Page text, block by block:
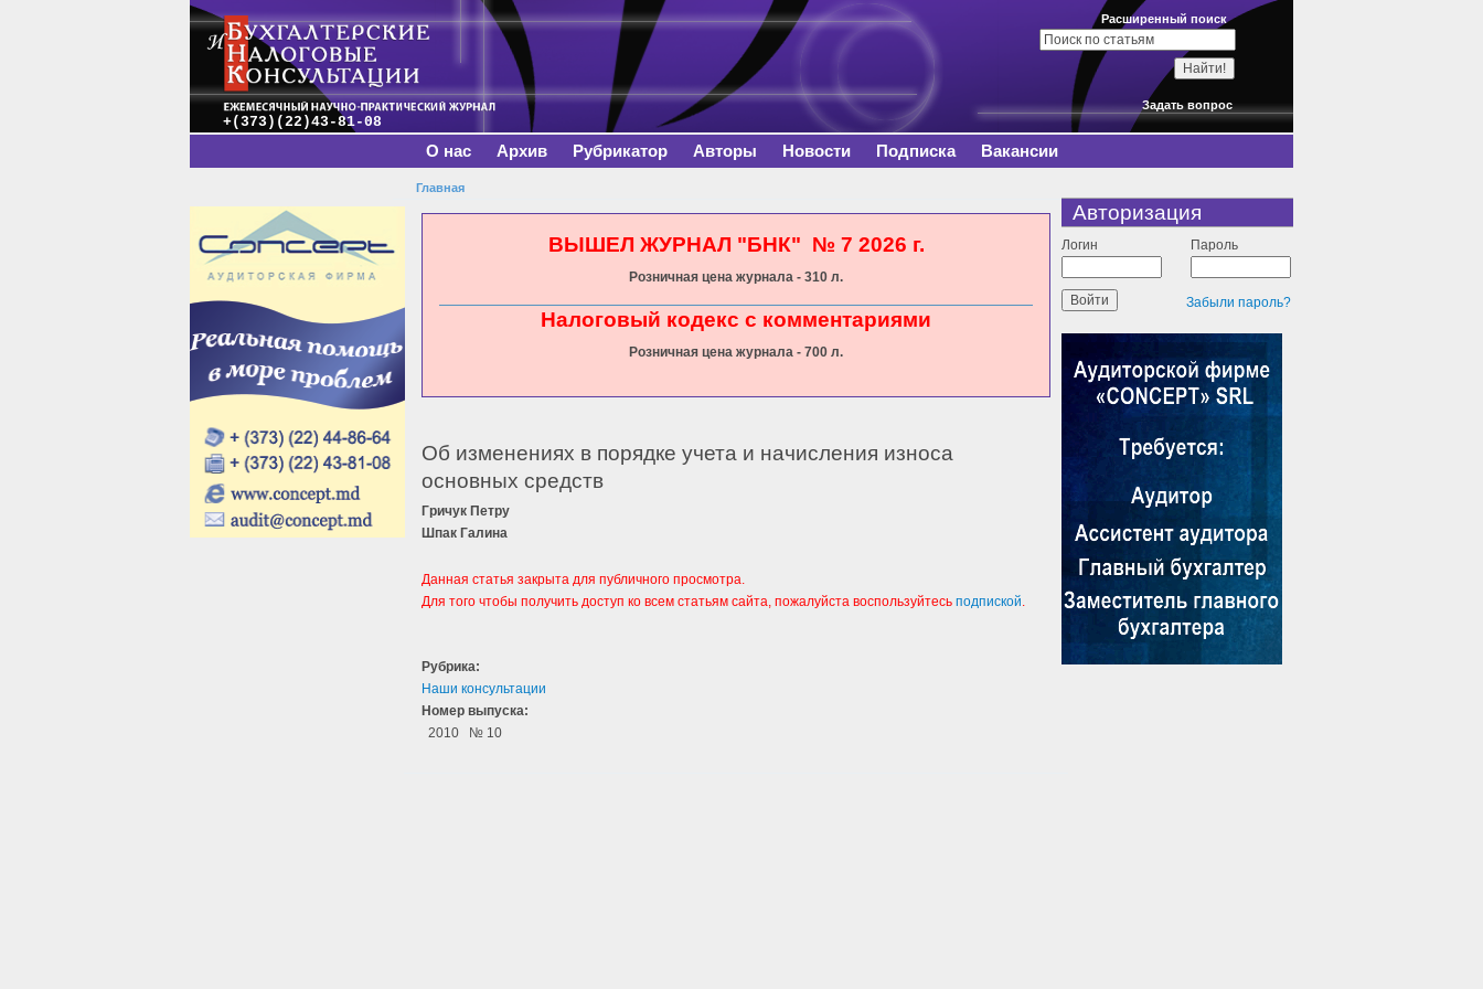
содержанию
+(373)(22)43-81-08
Расширенный поиск
Задать вопрос
Главное меню
О нас Архив Рубрикатор Авторы Новости Подписка Вакансии
Вы здесь
Главная
ВЫШЕЛ ЖУРНАЛ "БНК" № 7 2026 г.
Розничная цена журнала - 310 л.
Налоговый кодекс с комментариями
Розничная цена журнала - 700 л.
Об изменениях в порядке учета и начисления износа
основных средств
Гричук Петру
Шпак Галина
Данная статья закрыта для публичного просмотра.
Для того чтобы получить доступ ко всем статьям сайта, пожалуйста воспользуйтесь подпиской.
Рубрика:
Наши консультации
Номер выпуска:
2010
№ 10
Авторизация
Логин Пароль
Забыли пароль?